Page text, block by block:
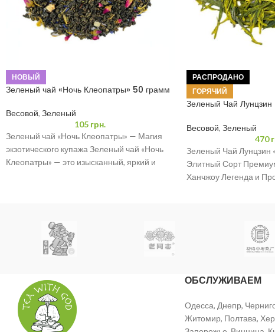
НОВЫЙ
Зеленый чай «Ночь Клеопатры» 50 грамм
Весовой, Зеленый
105 грн.
Зеленый чай «Ночь Клеопатры» — Магия
экзотического купажа Зеленый чай «Ночь
Клеопатры» — это изысканный, яркий и
РАСПРОДАНО
ГОРЯЧИЙ
Зеленый Чай
Весовой, Зеленый
470
Зеленый Чай Лунцзин
Элитный Сорт
Ханчжоу Легенда и
ОБСЛУЖИВАЕМ
Одесса, Днепр,
Житомир, Полтава,